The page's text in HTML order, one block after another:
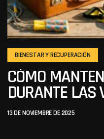
BIENESTAR Y RECUPERACIÓN
CÓMO
DURANTE LAS
13 DE NOVIEMBRE DE 2025